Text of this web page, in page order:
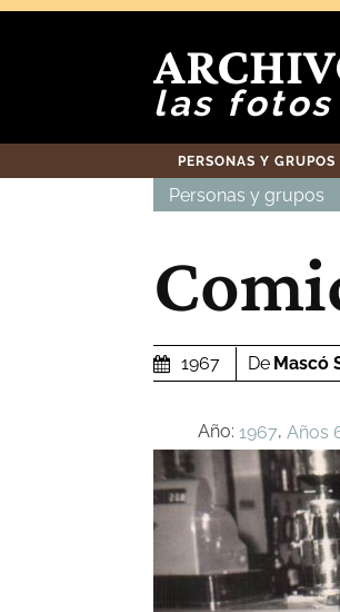
las
PERSONAS Y GRUPOS
Personas y grupos
1967 De Mascó
Año: 1967, Años